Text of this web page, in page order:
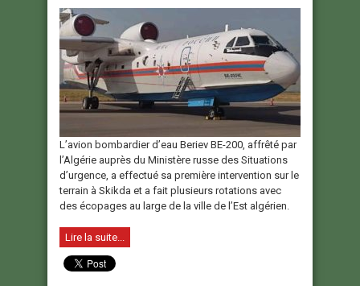
L’avion bombardier d’eau Beriev BE-200, affrêté par
l’Algérie auprès du Ministère russe des Situations
d’urgence, a effectué sa première intervention sur le
terrain à Skikda et a fait plusieurs rotations avec
des écopages au large de la ville de l’Est algérien.
Lire la suite...